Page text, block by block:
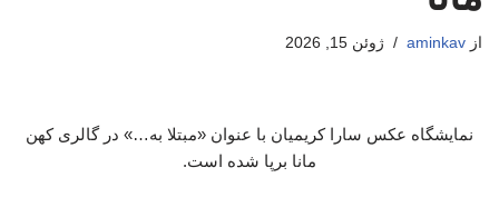
از aminkav ژوئن 15, 2026
نمایشگاه عکس سارا کریمیان با عنوان «مبتلا به…» در گالری کهن
مانا برپا شده است.